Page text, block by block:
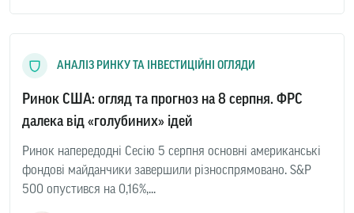
АНАЛІЗ РИНКУ ТА ІНВЕСТИЦІЙНІ ОГЛЯДИ
Ринок США: огляд та прогноз на 8 серпня. ФРС
далека від «голубиних» ідей
Ринок напередодні Сесію 5 серпня основні американські
фондові майданчики завершили різноспрямовано. S&P
500 опустився на 0,16%,...